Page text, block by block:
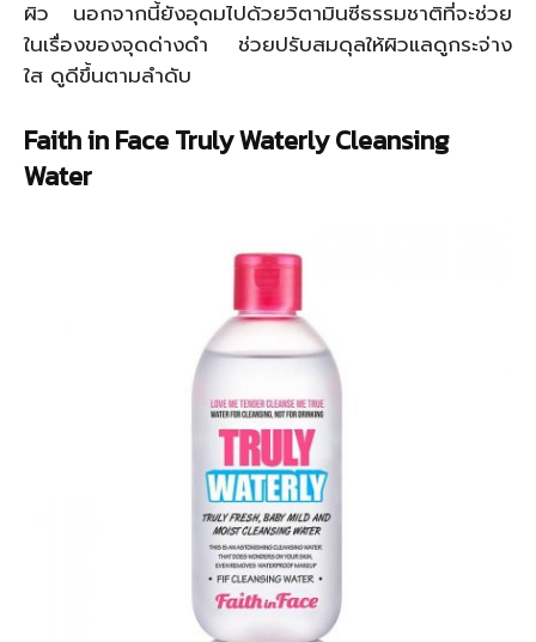
ผิว นอกจากนี้ยังอุดมไปด้วยวิตามินซีธรรมชาติที่จะช่วย
ในเรื่องของจุดด่างดำ ช่วยปรับสมดุลให้ผิวแลดูกระจ่าง
ใส ดูดีขึ้นตามลำดับ
Faith in Face Truly Waterly Cleansing
Water